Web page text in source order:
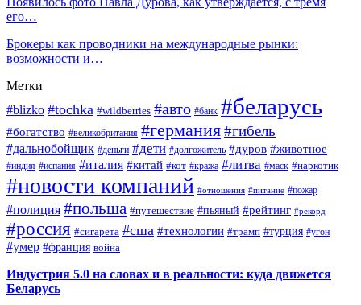
его…
Брокеры как проводники на международные рынки:
возможности и…
Метки
#blizko #tochka #wildberries #авто #банк #беларусь
#богатство #великобритания #германия#гибель
#дальнобойщик #деньги #дети #долгожитель #дуров #животное
#индия #испания #италия #китай #кот #кража #литва #маск #наркотик
#новости компаний #отношения #питание #пожар
#полиция #польша #путешествие #пьяный #рейтинг #рекорд
#россия #сигарета #сша #технологии #трамп #турция #угон
#умер #франция война
Индустрия 5.0 на словах и в реальности: куда движется
Беларусь